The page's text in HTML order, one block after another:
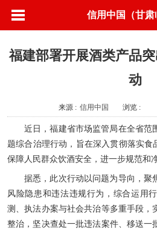
信用中国（甘肃
福建部署开展酒类产品
动
来源 : 信用中国 浏览 :
近日，福建省市场监管局在全省范
题综合治理行动，旨在深入贯彻落实食
保障人民群众饮酒安全，进一步规范和
据悉，此次行动以问题为导向，聚
风险隐患和违法违规行为，综合运用
测、执法办案与社会共治等多重手段，
整治，坚决查处一批违法案件、移送一